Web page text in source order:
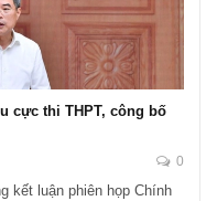
cực thi THPT, công bố
0
kết luận phiên họp Chính